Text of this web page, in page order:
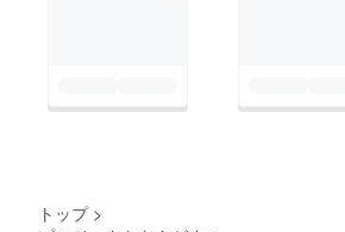
インできる方はこちら
トップ >